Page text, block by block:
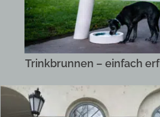
Trinkbrunnen – einfach